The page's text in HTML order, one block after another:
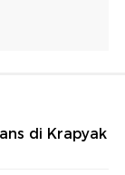
di Krapyak